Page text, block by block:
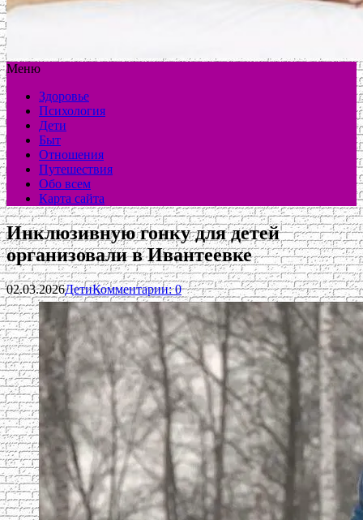
Меню
Здоровье
Психология
Дети
Быт
Отношения
Путешествия
Обо всем
Карта сайта
Инклюзивную гонку для детей
организовали в Ивантеевке
02.03.2026ДетиКомментарии: 0